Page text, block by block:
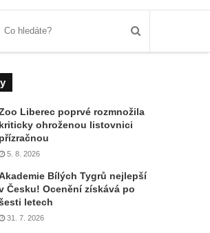
Liberec poprvé rozmnožila
kriticky ohroženou listovnici
přízračnou
5. 8. 2026
Bílých Tygrů nejlepší
Česku! Ocenění získává po
letech
31. 7. 2026